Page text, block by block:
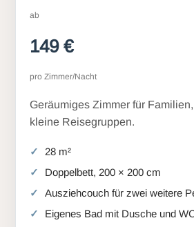
ab
149 €
pro Zimmer/Nacht
Geräumiges Zimmer für
kleine Reisegruppen.
28 m²
Doppelbett, 200 × 200 cm
Ausziehcouch für zwei weitere
Eigenes Bad mit Dusche und